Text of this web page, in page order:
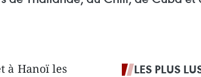
à Hanoï les
LES PLUS